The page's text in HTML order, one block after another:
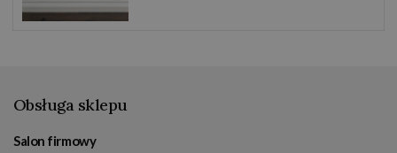
Obsługa sklepu
Salon firmowy